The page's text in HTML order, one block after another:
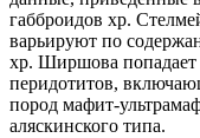
габброидов хр.
варьируют по
хр. Ширшова попадает
перидотитов,
пород мафит-
аляскинского типа.